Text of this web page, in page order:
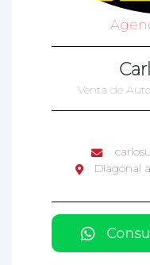
Venta de
Diagonal